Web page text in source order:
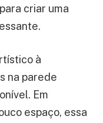
criar uma
à
na parede
Em
espaço, essa